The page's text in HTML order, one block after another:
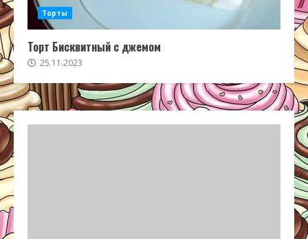
Торты
Торт Бисквитный с джемом
25.11.2023